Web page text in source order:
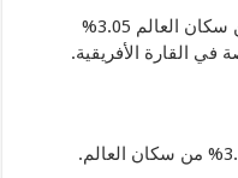
اللغـة الفرنسية ويبلغ عدد متحدثيها من سكان العالم 3.05%